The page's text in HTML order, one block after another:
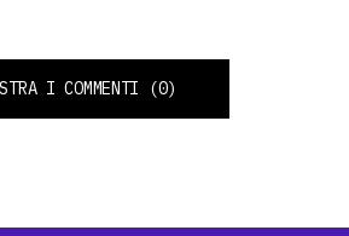
I COMMENTI (0)